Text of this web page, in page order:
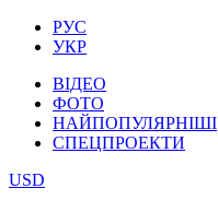
РУС
УКР
ВІДЕО
ФОТО
НАЙПОПУЛЯРНІШІ
СПЕЦПРОЕКТИ
USD